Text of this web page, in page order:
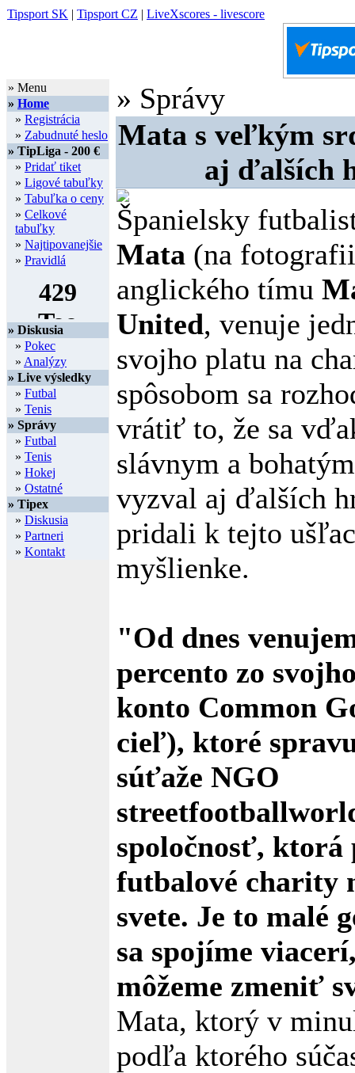
Tipsport SK | Tipsport CZ | LiveXscores - livescore
» Menu
» Home
» Registrácia
» Zabudnuté heslo
» TipLiga - 200 €
» Pridať tiket
» Ligové tabuľky
» Tabuľka o ceny
» Celkové
tabuľky
» Najtipovanejšie
» Pravidlá
» Diskusia
» Pokec
» Analýzy
» Live výsledky
» Futbal
» Tenis
» Správy
» Futbal
» Tenis
» Hokej
» Ostatné
» Tipex
» Diskusia
» Partneri
» Kontakt
» Správy
Mata s veľkým
aj ďalších
Španielsky
Mata (na
anglického tímu
United, venuje
svojho platu na
spôsobom sa
vrátiť to, že sa
slávnym a
vyzval aj ďalších
pridali k tejto
myšlienke.
"Od dnes
percento zo
konto Common
cieľ), ktoré
súťaže NGO
spoločnosť, ktorá
futbalové charity
svete. Je to malé
sa spojíme
môžeme zmeniť
Mata, ktorý v
podľa ktorého